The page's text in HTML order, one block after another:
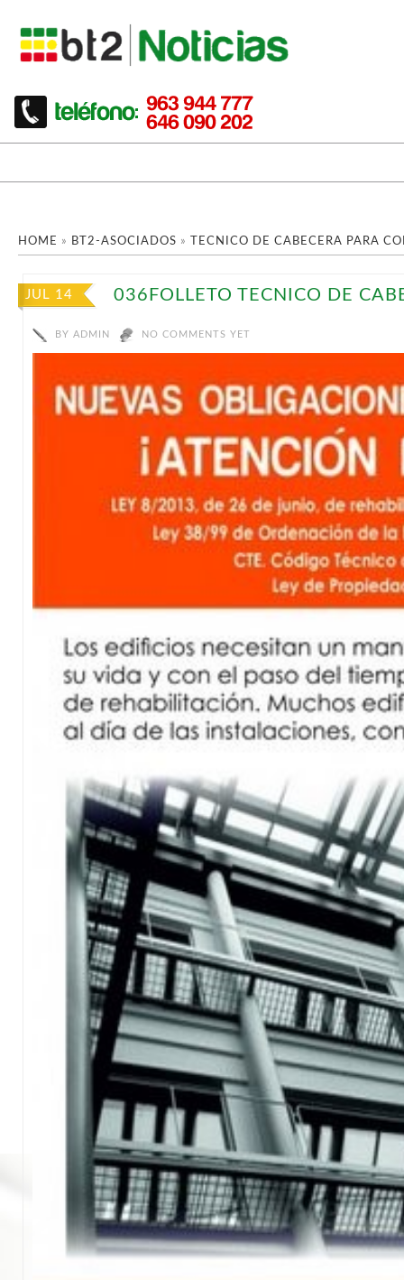
HOME » BT2-ASOCIADOS » TECNICO DE CABECERA PARA
JUL 14 036FOLLETO TECNICO DE
BY ADMIN NO COMMENTS YET